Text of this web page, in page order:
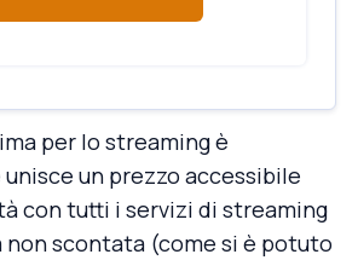
per lo streaming è
unisce un prezzo accessibile
con tutti i servizi di streaming
non scontata (come si è potuto